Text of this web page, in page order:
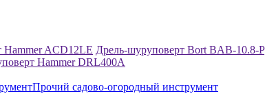
Hammer ACD12LE Дрель-шуруповерт Bort BAB-10.8-P
Hammer DRL400A
Прочий садово-огородный инструмент